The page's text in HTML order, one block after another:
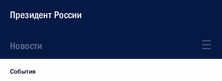
Президент России
Новости
События